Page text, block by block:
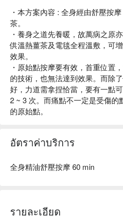
・本方案內容 : 全身經由舒壓按
茶。
・養身之道先養暖，故萬病之原
供溫熱薑茶及電毯全程溫敷，可
效果。
・原始點按摩要有效，首重位置
的技術，也無法達到效果。而除
好，力道需拿捏恰當，要有一點
2 ~ 3 次。而痛點不一定是受傷
的原始點。
อัตราค่าบริการ
全身精油舒壓按摩 60 min
รายละเอียด